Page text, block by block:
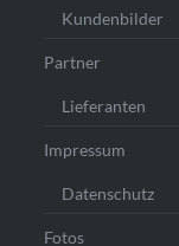
Kundenbilder
Partner
Lieferanten
Impressum
Datenschutz
Fotos